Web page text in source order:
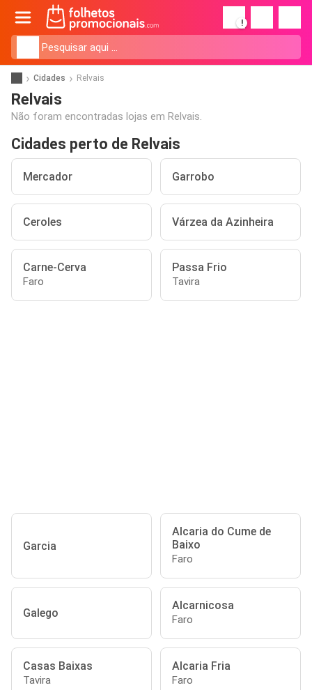
!
Cidades Relvais
Relvais
Não foram encontradas lojas em Relvais.
Cidades perto de Relvais
Mercador Garrobo
Ceroles Várzea da Azinheira
Carne-Cerva
Faro
Passa Frio
Tavira
Garcia
Alcaria do Cume de
Baixo
Faro
Galego
Alcarnicosa
Faro
Casas Baixas
Tavira
Alcaria Fria
Faro